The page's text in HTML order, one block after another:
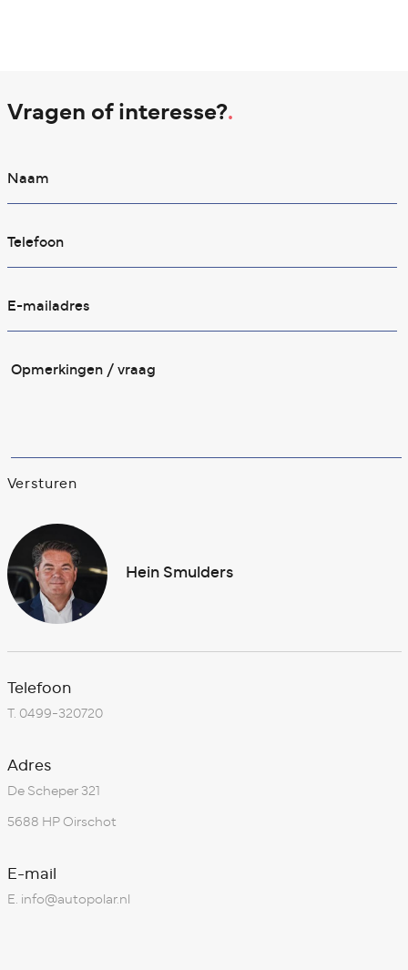
Vragen of interesse?.
Versturen
Hein Smulders
Telefoon
T. 0499-320720
Adres
De Scheper 321
5688 HP Oirschot
E-mail
E. info@autopolar.nl